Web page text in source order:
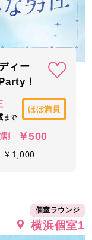
ィー
！
まで
ほぼ満員
￥500
￥1,000
個室ラウンジ
横浜個室1